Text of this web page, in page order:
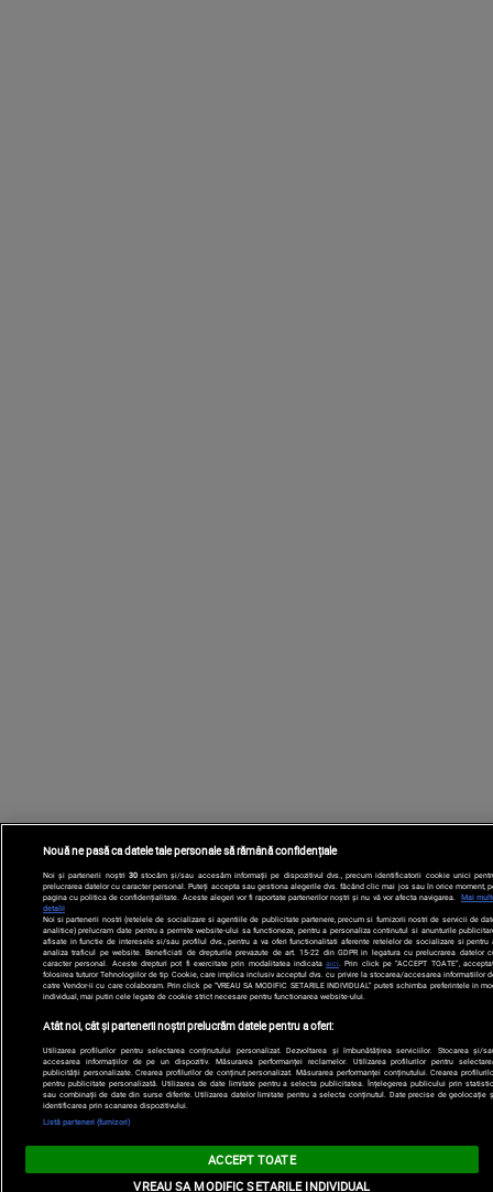
Nouă ne pasă ca datele tale personale să rămână confidențiale
Noi și partenerii noștri 30stocăm și/sau accesăm informații pe dispozitivul dvs., precum identificatorii cookie unici
prelucrarea datelor cu caracter personal. Puteți accepta sau gestiona alegerile dvs. făcând clic mai jos sau în orice moment,
pagina cu politica de confidențialitate. Aceste alegeri vor fi raportate partenerilor noștri și nu vă vor afecta navigarea.
Mai
detalii
Noi si partenerii nostri (retelele de socializare si agentiile de publicitate partenere, precum si furnizorii nostri de servicii de
analitice) prelucram date pentru a permite website-ului sa functioneze, pentru a personaliza continutul si anunturile
afisate in functie de interesele si/sau profilul dvs., pentru a va oferi functionalitati aferente retelelor de socializare si pentru
analiza traficul pe website. Beneficiati de drepturile prevazute de art. 15-22 din GDPR in legatura cu prelucrarea datelor
caracter personal. Aceste drepturi pot fi exercitate prin modalitatea indicataaici . Prin click pe “ACCEPT TOATE”,
folosirea tuturor Tehnologiilor de tip Cookie, care implica inclusiv acceptul dvs. cu privire la stocarea/accesarea informatiilor
catre Vendor-ii cu care colaboram. Prin click pe “VREAU SA MODIFIC SETARILE INDIVIDUAL” puteti schimba preferintele in
individual, mai putin cele legate de cookie strict necesare pentru functionarea website-ului.
Atât noi, cât și partenerii noștri prelucrăm datele pentru a oferi:
Utilizarea profilurilor pentru selectarea conținutului personalizat. Dezvoltarea și îmbunătățirea serviciilor. Stocarea și/
accesarea informațiilor de pe un dispozitiv. Măsurarea performanței reclamelor. Utilizarea profilurilor pentru
publicității personalizate. Crearea profilurilor de conținut personalizat. Măsurarea performanței conținutului. Crearea
pentru publicitate personalizată. Utilizarea de date limitate pentru a selecta publicitatea. Înțelegerea publicului prin
sau combinații de date din surse diferite. Utilizarea datelor limitate pentru a selecta conținutul. Date precise de geolocație
identificarea prin scanarea dispozitivului.
Listă parteneri (furnizori)
ACCEPT TOATE
VREAU SA MODIFIC SETARILE INDIVIDUAL